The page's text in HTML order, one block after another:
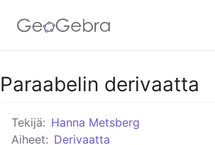
Google Classroom
GeoGebra Classroom
Paraabelin derivaatta
Tekijä: Hanna Metsberg
Aiheet: Derivaatta